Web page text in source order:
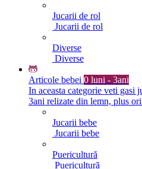
Jucarii de rol
Jucarii de rol
Diverse
Diverse
Articole bebei 0 luni - 3ani
In aceasta categorie veti gasi
3ani relizate din lemn, plus
Jucarii bebe
Jucarii bebe
Puericultură
Puericultură